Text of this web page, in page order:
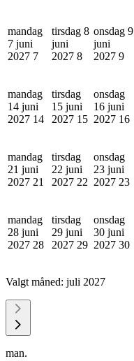
mandag
7 juni
2027 7
tirsdag 8
juni
2027 8
onsdag 9
juni
2027 9
mandag
14 juni
2027 14
tirsdag
15 juni
2027 15
onsdag
16 juni
2027 16
mandag
21 juni
2027 21
tirsdag
22 juni
2027 22
onsdag
23 juni
2027 23
mandag
28 juni
2027 28
tirsdag
29 juni
2027 29
onsdag
30 juni
2027 30
Valgt måned: juli 2027
man.